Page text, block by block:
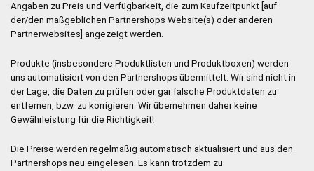
Angaben zu Preis und Verfügbarkeit, die zum Kaufzeitpunkt [auf
der/den maßgeblichen Partnershops Website(s) oder anderen
Partnerwebsites] angezeigt werden.
Produkte (insbesondere Produktlisten und Produktboxen) werden
uns automatisiert von den Partnershops übermittelt. Wir sind nicht in
der Lage, die Daten zu prüfen oder gar falsche Produktdaten zu
entfernen, bzw. zu korrigieren. Wir übernehmen daher keine
Gewährleistung für die Richtigkeit!
Die Preise werden regelmäßig automatisch aktualisiert und aus den
Partnershops neu eingelesen. Es kann trotzdem zu